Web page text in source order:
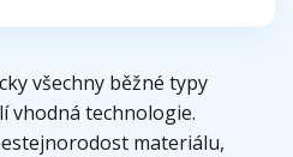
všechny běžné typy
vhodná technologie.
materiálu,